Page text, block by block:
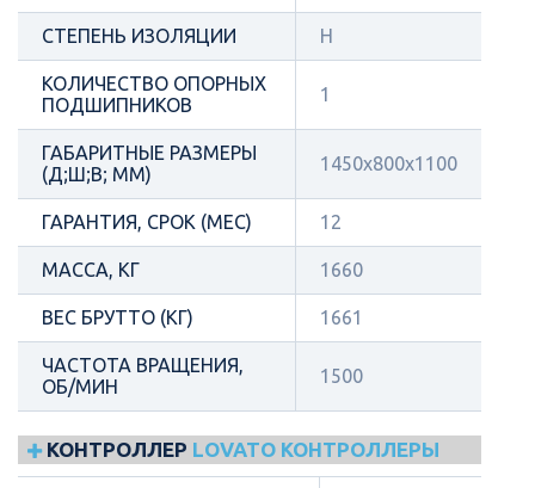
СТЕПЕНЬ ИЗОЛЯЦИИ Н
КОЛИЧЕСТВО ОПОРНЫХ
ПОДШИПНИКОВ
1
ГАБАРИТНЫЕ РАЗМЕРЫ
(Д;Ш;В; ММ)
1450х800х1100
ГАРАНТИЯ, СРОК (МЕС) 12
МАССА, КГ 1660
ВЕС БРУТТО (КГ) 1661
ЧАСТОТА ВРАЩЕНИЯ,
ОБ/МИН
1500
КОНТРОЛЛЕР LOVATO КОНТРОЛЛЕРЫ